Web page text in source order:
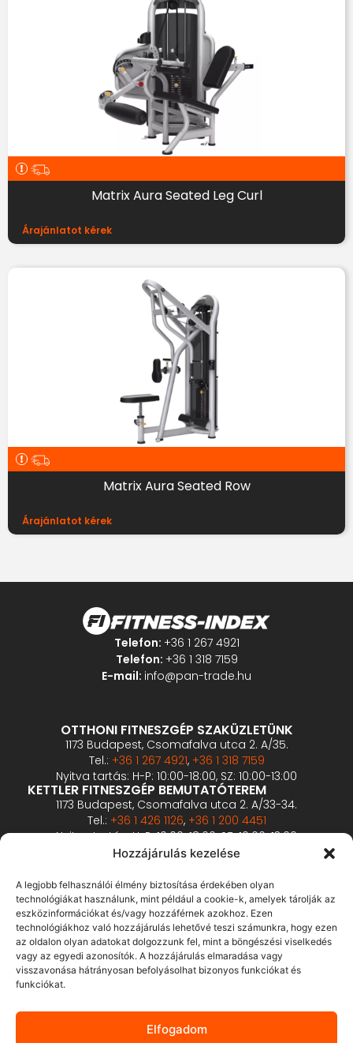
Hozzájárulás kezelése
A legjobb felhasználói élmény biztosítása érdekében olyan
technológiákat használunk, mint például a cookie-k, amelyek tárolják az
eszközinformációkat és/vagy hozzáférnek azokhoz. Ezen
technológiákhoz való hozzájárulás lehetővé teszi számunkra, hogy ezen
az oldalon olyan adatokat dolgozzunk fel, mint a böngészési viselkedés
vagy az egyedi azonosítók. A hozzájárulás elmaradása vagy
visszavonása hátrányosan befolyásolhat bizonyos funkciókat és
funkciókat.
Elfogadom
Matrix Aura Seated Leg Curl
Árajánlatot kérek
Matrix Aura Seated Row
Árajánlatot kérek
Telefon: +36 1 267 4921
Telefon: +36 1 318 7159
E-mail: info@pan-trade.hu
OTTHONI FITNESZGÉP SZAKÜZLETÜNK
1173 Budapest, Csomafalva utca 2. A/35.
Tel.: +36 1 267 4921, +36 1 318 7159
Nyitva tartás: H-P: 10:00-18:00, SZ: 10:00-13:00
KETTLER FITNESZGÉP BEMUTATÓTEREM
1173 Budapest, Csomafalva utca 2. A/33-34.
Tel.: +36 1 426 1126, +36 1 200 4451
Nyitva tartás: H-P: 10:00-18:00, SZ: 10:00-13:00
PROFESSZIONÁLIS FITNESZGÉP BEMUTATÓTEREM
2360 Gyál, Vállalkozó u. 12.
Tel.: +36 1 900 0657
Nyitva tartás: előzetes bejelentkezés alapján
ÁSZF
Adatvédelmi tájékoztató
Fizetés és szállítás
GY.I.K.